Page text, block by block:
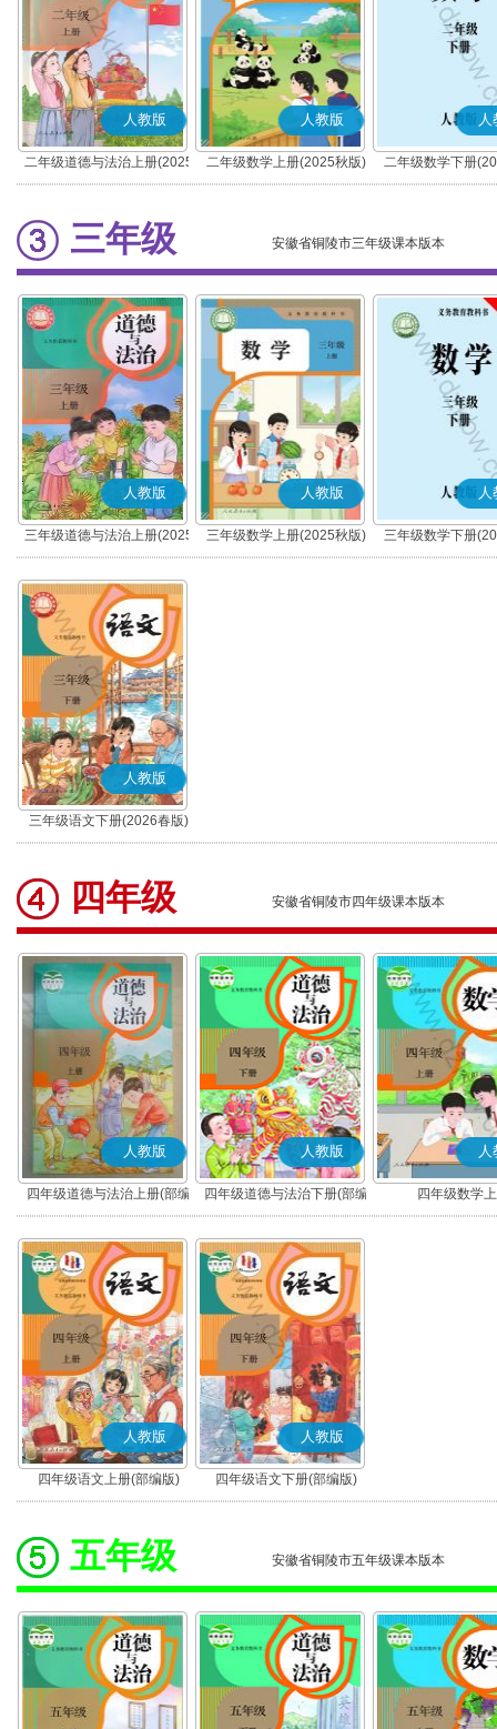
人教版
二年级道德与法治上册(2025
秋版)(部编版)
人教版
二年级数学上册(2025秋版)
人
二年级数学下册
三年级 安徽省铜陵市三年级课本版本
人教版
三年级道德与法治上册(2025
秋版)(部编版)
人教版
三年级数学上册(2025秋版)
人
三年级数学下册
人教版
三年级语文下册(2026春版)
(部编版)
四年级 安徽省铜陵市四年级课本版本
人教版
四年级道德与法治上册(部编
版)
人教版
四年级道德与法治下册(部编
版)
人
四年级数学
人教版
四年级语文上册(部编版)
人教版
四年级语文下册(部编版)
五年级 安徽省铜陵市五年级课本版本